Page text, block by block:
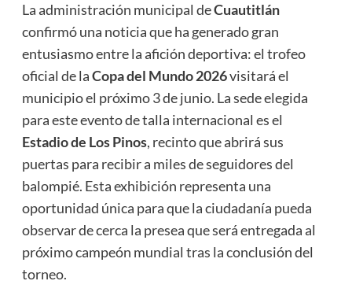
La administración municipal deCuautitlán
confirmó una noticia que ha generado gran
entusiasmo entre la afición deportiva: el trofeo
oficial de laCopa del Mundo 2026visitará el
municipio el próximo 3 de junio. La sede elegida
para este evento de talla internacional es el
Estadio de Los Pinos, recinto que abrirá sus
puertas para recibir a miles de seguidores del
balompié. Esta exhibición representa una
oportunidad única para que la ciudadanía pueda
observar de cerca la presea que será entregada al
próximo campeón mundial tras la conclusión del
torneo.